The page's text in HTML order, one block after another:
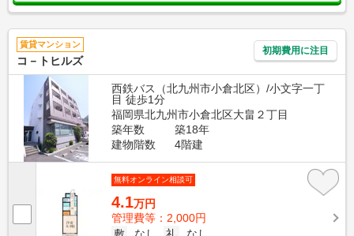
賃貸マンション
コ－トヒルズ
初期費用に注目
西鉄バス（北九州市小倉北区）/小文字一丁
目 徒歩1分
福岡県北九州市小倉北区大畠２丁目
築年数
築18年
建物階数
4階建
無料オンライン相談可
4.1万円
管理費等：2,000円
敷
なし 礼
なし